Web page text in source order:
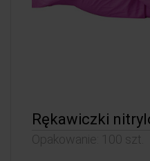
Rękawiczki
Opakowanie: 100 szt.